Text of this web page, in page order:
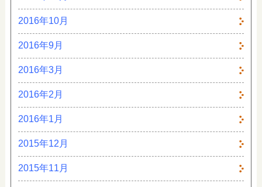
2016年10月
2016年9月
2016年3月
2016年2月
2016年1月
2015年12月
2015年11月